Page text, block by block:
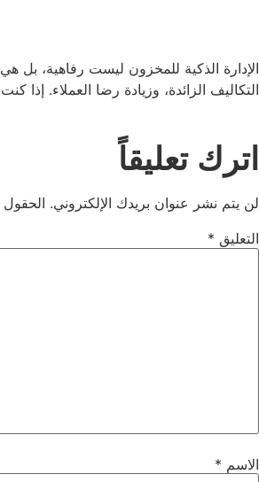
الإدارة الذكية للمخزون ليست رفاهية،
التكاليف الزائدة، وزيادة رضا العملاء.
اترك تعليقاً
لن يتم نشر عنوان بريدك الإلكتروني. الحقول
التعليق *
الاسم *